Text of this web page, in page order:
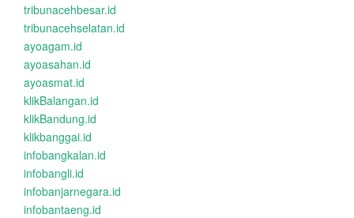
tribunacehbesar.id
tribunacehselatan.id
ayoagam.id
ayoasahan.id
ayoasmat.id
klikBalangan.id
klikBandung.id
klikbanggai.id
infobangkalan.id
infobangli.id
infobanjarnegara.id
infobantaeng.id